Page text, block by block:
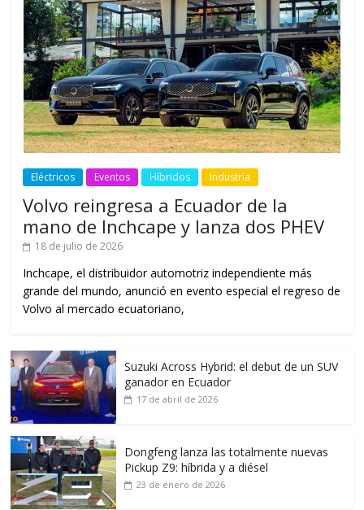
Eléctricos Eventos Híbridos Industria
Volvo reingresa a Ecuador de la
mano de Inchcape y lanza dos PHEV
18 de julio de 2026
Inchcape, el distribuidor automotriz independiente más
grande del mundo, anunció en evento especial el regreso de
Volvo al mercado ecuatoriano,
Suzuki Across Hybrid: el debut de un SUV
ganador en Ecuador
17 de abril de 2026
Dongfeng lanza las totalmente nuevas
Pickup Z9: híbrida y a diésel
23 de enero de 2026